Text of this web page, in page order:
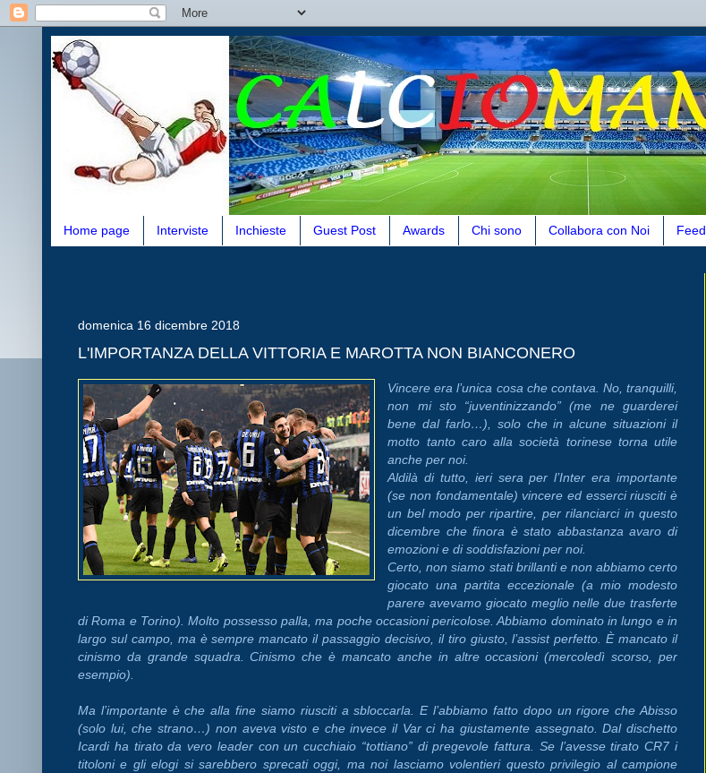
Home page Interviste Inchieste Guest Post Awards Chi sono Collabora con Noi Feed
domenica 16 dicembre 2018
L'IMPORTANZA DELLA VITTORIA E MAROTTA NON BIANCONERO
Vincere era l’unica cosa che contava. No, tranquilli,
non mi sto “juventinizzando” (me ne guarderei
bene dal farlo…), solo che in alcune situazioni il
motto tanto caro alla società torinese torna utile
anche per noi.
Aldilà di tutto, ieri sera per l’Inter era importante
(se non fondamentale) vincere ed esserci riusciti è
un bel modo per ripartire, per rilanciarci in questo
dicembre che finora è stato abbastanza avaro di
emozioni e di soddisfazioni per noi.
Certo, non siamo stati brillanti e non abbiamo certo
giocato una partita eccezionale (a mio modesto
parere avevamo giocato meglio nelle due trasferte
di Roma e Torino). Molto possesso palla, ma poche occasioni pericolose. Abbiamo dominato in lungo e in
largo sul campo, ma è sempre mancato il passaggio decisivo, il tiro giusto, l’assist perfetto. È mancato il
cinismo da grande squadra. Cinismo che è mancato anche in altre occasioni (mercoledì scorso, per
esempio).
Ma l’importante è che alla fine siamo riusciti a sbloccarla. E l’abbiamo fatto dopo un rigore che Abisso
(solo lui, che strano…) non aveva visto e che invece il Var ci ha giustamente assegnato. Dal dischetto
Icardi ha tirato da vero leader con un cucchiaio “tottiano” di pregevole fattura. Se l’avesse tirato CR7 i
titoloni e gli elogi si sarebbero sprecati oggi, ma noi lasciamo volentieri questo privilegio al campione